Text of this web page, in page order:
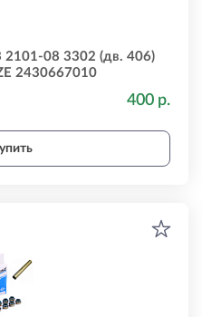
2101-08 3302 (дв. 406)
2430667010
400 р.